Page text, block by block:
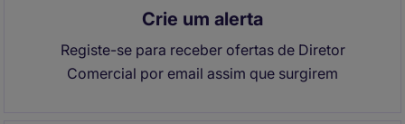
Crie um alerta
Registe-se para receber ofertas de Diretor
Comercial por email assim que surgirem